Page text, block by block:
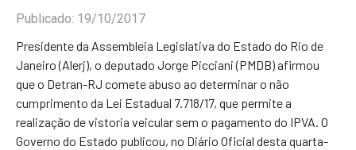
Publicado: 19/10/2017
Presidente da Assembleia Legislativa do Estado do Rio de
Janeiro (Alerj), o deputado Jorge Picciani (PMDB) afirmou
que o Detran-RJ comete abuso ao determinar o não
cumprimento da Lei Estadual 7.718/17, que permite a
realização de vistoria veicular sem o pagamento do IPVA. O
Governo do Estado publicou, no Diário Oficial desta quarta-